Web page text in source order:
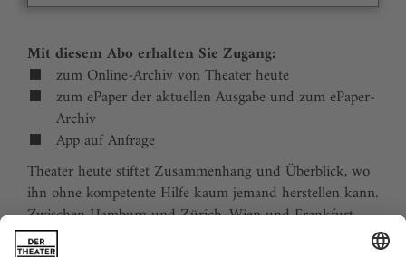
Mit diesem Abo erhalten Sie Zugang:
zum Online-Archiv von Theater heute
zum ePaper der aktuellen Ausgabe und zum ePaper-
Archiv
App auf Anfrage
Theater heute stiftet Zusammenhang und Überblick, wo
ihn ohne kompetente Hilfe kaum jemand herstellen kann.
Zwischen Hamburg und Zürich, Wien und Frankfurt,
Jena und Aachen gibt es wie nirgends auf der Welt eine